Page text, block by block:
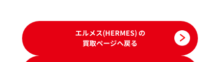
エルメス(HERMES) の
買取ページへ戻る